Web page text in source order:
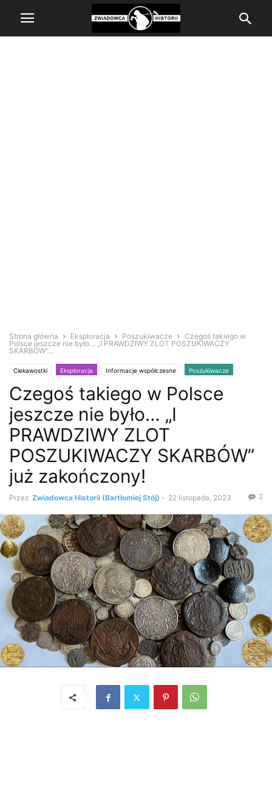
Strona główna Eksploracja Poszukiwacze
Czegoś takiego w
Polsce jeszcze nie było… „I PRAWDZIWY ZLOT POSZUKIWACZY
SKARBÓW”...
Ciekawostki Eksploracja Informacje współczesne Poszukiwacze
Wykrywacz metali
Czegoś takiego w Polsce
jeszcze nie było… „I
PRAWDZIWY ZLOT
POSZUKIWACZY SKARBÓW”
już zakończony!
Przez Zwiadowca Historii (Bartłomiej Stój) - 22 listopada, 2023 2